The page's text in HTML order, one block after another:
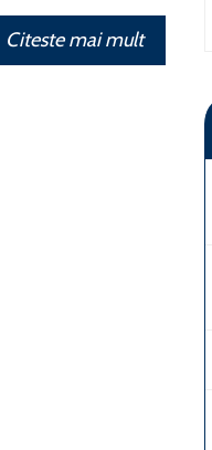
Citeste mai mult